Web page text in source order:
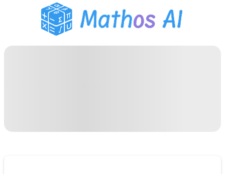
PDF宿題ヘルパー
学習ツール